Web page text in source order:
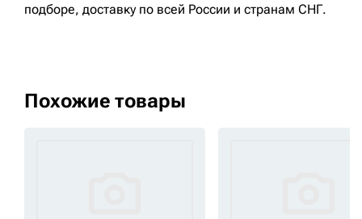
подборе, доставку по всей России и странам СНГ.
Похожие товары